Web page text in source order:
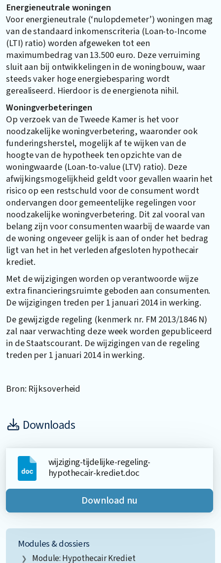
Energieneutrale woningen
Voor energieneutrale (‘nulopdemeter’) woningen mag
van de standaard inkomenscriteria (Loan-to-Income
(LTI) ratio) worden afgeweken tot een
maximumbedrag van 13.500 euro. Deze verruiming
sluit aan bij ontwikkelingen in de woningbouw, waar
steeds vaker hoge energiebesparing wordt
gerealiseerd. Hierdoor is de energienota nihil.
Woningverbeteringen
Op verzoek van de Tweede Kamer is het voor
noodzakelijke woningverbetering, waaronder ook
funderingsherstel, mogelijk af te wijken van de
hoogte van de hypotheek ten opzichte van de
woningwaarde (Loan-to-value (LTV) ratio). Deze
afwijkingsmogelijkheid geldt voor gevallen waarin het
risico op een restschuld voor de consument wordt
ondervangen door gemeentelijke regelingen voor
noodzakelijke woningverbetering. Dit zal vooral van
belang zijn voor consumenten waarbij de waarde van
de woning ongeveer gelijk is aan of onder het bedrag
ligt van het in het verleden afgesloten hypothecair
krediet.
Met de wijzigingen worden op verantwoorde wijze
extra financieringsruimte geboden aan consumenten.
De wijzigingen treden per 1 januari 2014 in werking.
De gewijzigde regeling (kenmerk nr. FM 2013/1846 N)
zal naar verwachting deze week worden gepubliceerd
in de Staatscourant. De wijzigingen van de regeling
treden per 1 januari 2014 in werking.
Bron: Rijksoverheid
Downloads
wijziging-tijdelijke-regeling-
hypothecair-krediet.doc
Download nu
Modules & dossiers
Module: Hypothecair Krediet